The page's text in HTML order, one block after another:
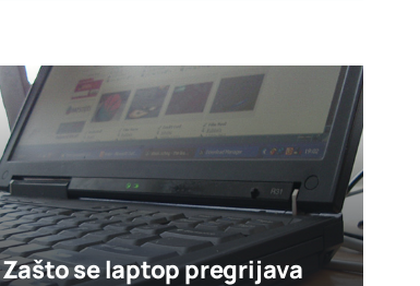
Zašto se laptop pregrijava